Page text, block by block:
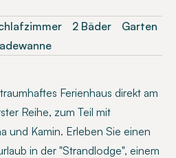
2 Bäder
Garten
Ferienhaus direkt am
Reihe, zum Teil mit
und Kamin. Erleben Sie einen
in der "Strandlodge", einem